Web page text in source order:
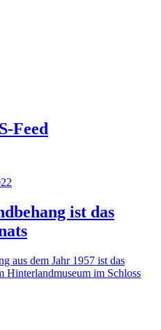
Feed
ist das
aus dem Jahr 1957 ist das
Hinterlandmuseum im Schloss